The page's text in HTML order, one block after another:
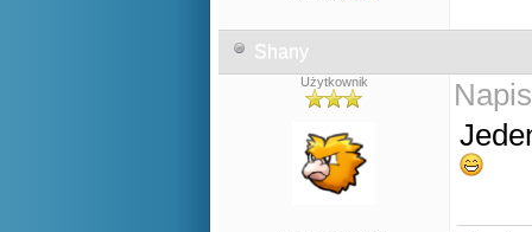
Shany
Użytkownik